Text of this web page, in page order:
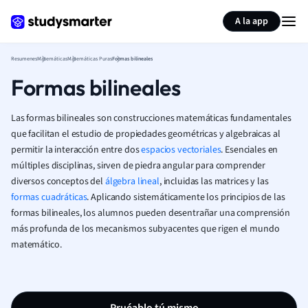
A la app
ResumenesMatemáticasMatemáticas PurasFormas bilineales
Formas bilineales
Las formas bilineales son construcciones matemáticas fundamentales
que facilitan el estudio de propiedades geométricas y algebraicas al
permitir la interacción entre dosespacios vectoriales. Esenciales en
múltiples disciplinas, sirven de piedra angular para comprender
diversos conceptos del álgebra lineal, incluidas las matrices y las
formas cuadráticas. Aplicando sistemáticamente los principios de las
formas bilineales, los alumnos pueden desentrañar una comprensión
más profunda de los mecanismos subyacentes que rigen el mundo
matemático.
Resumir página